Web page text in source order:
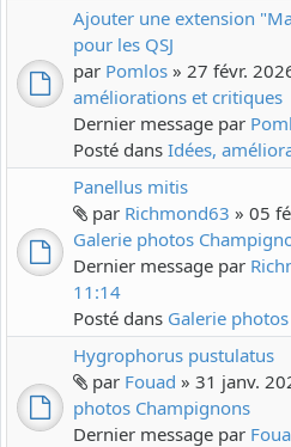
Ajouter une extension
pour les QSJ
par Pomlos » 27 févr.
améliorations et critiques
Dernier message par
Posté dans Idées,
Panellus mitis
par Richmond63 » 05
Galerie photos
Dernier message par
11:14
Posté dans Galerie
Hygrophorus pustulatus
par Fouad » 31 janv.
photos Champignons
Dernier message par